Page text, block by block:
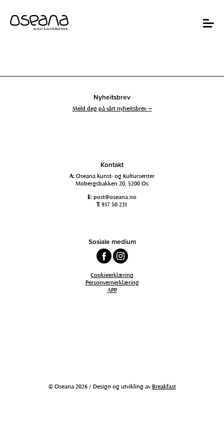
innhold
navigasjon
Toggle
Nyheitsbrev
Meld deg på vårt nyheitsbrev →
Kontakt
A: Oseana Kunst- og Kultursenter
Mobergsbakken 20, 5200 Os
E: post@oseana.no
T: 917 50 231
Sosiale medium
Cookieerklæring
Personvernerklæring
APP
© Oseana 2026 / Design og utvikling avBreakfast